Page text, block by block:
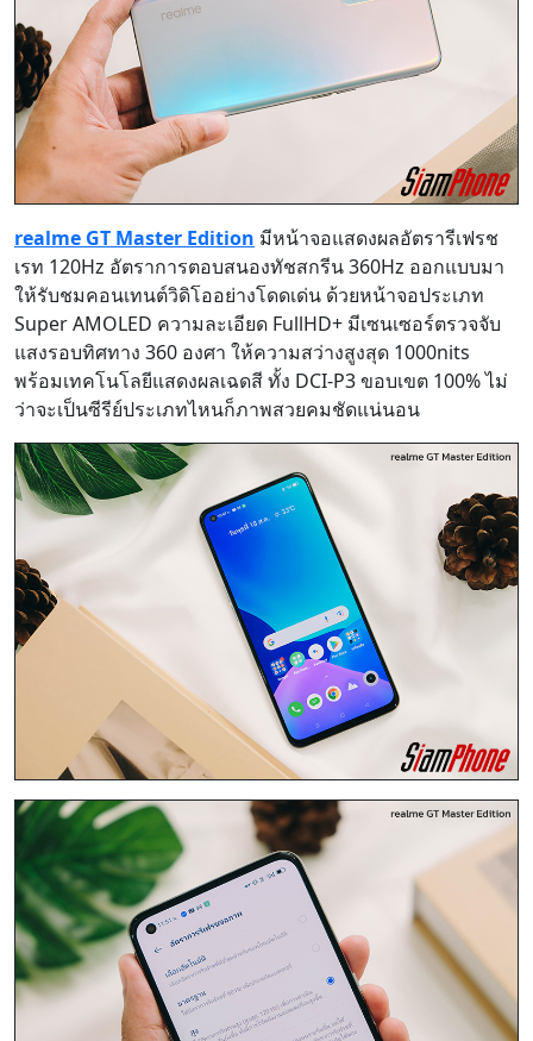
realme GT Master Edition มีหน้าจอแสดงผลอัตรารีเฟรช
เรท 120Hz อัตราการตอบสนองทัชสกรีน 360Hz ออกแบบมา
ให้รับชมคอนเทนต์วิดิโออย่างโดดเด่น ด้วยหน้าจอประเภท
Super AMOLED ความละเอียด FullHD+ มีเซนเซอร์ตรวจจับ
แสงรอบทิศทาง 360 องศา ให้ความสว่างสูงสุด 1000nits
พร้อมเทคโนโลยีแสดงผลเฉดสี ทั้ง DCI-P3 ขอบเขต 100% ไม่
ว่าจะเป็นซีรีย์ประเภทไหนก็ภาพสวยคมชัดแน่นอน